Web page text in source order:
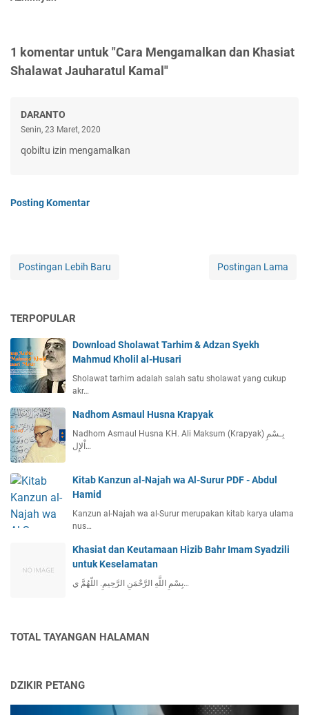
1 komentar untuk "Cara Mengamalkan dan Khasiat
Shalawat Jauharatul Kamal"
DARANTO
Senin, 23 Maret, 2020
qobiltu izin mengamalkan
Posting Komentar
Postingan Lebih Baru Postingan Lama
TERPOPULAR
Download Sholawat Tarhim & Adzan Syekh
Mahmud Kholil al-Husari
Sholawat tarhim adalah salah satu sholawat yang cukup
akr…
Nadhom Asmaul Husna Krapyak
Nadhom Asmaul Husna KH. Ali Maksum (Krapyak) بِـسْمِ
اْلإِل…
Kitab Kanzun al-Najah wa Al-Surur PDF - Abdul
Hamid
Kanzun al-Najah wa al-Surur merupakan kitab karya ulama
nus…
Khasiat dan Keutamaan Hizib Bahr Imam Syadzili
untuk Keselamatan
بِسْمِ اللَّهِ الرَّحْمَنِ الرَّحِيمِ. اللّهُمَّ ي…
TOTAL TAYANGAN HALAMAN
DZIKIR PETANG